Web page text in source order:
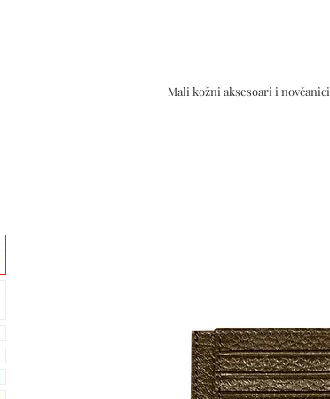
Mali kožni aksesoari i novčanici